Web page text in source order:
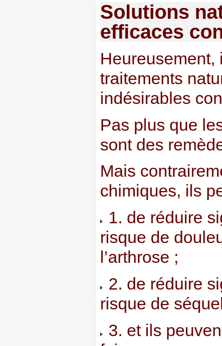
Solutions
efficaces
Heureusement,
traitements
indésirables
Pas plus que
sont des
Mais
chimiques, ils
1. de réduire
risque de
l’arthrose ;
2. de réduire
risque de
3. et ils